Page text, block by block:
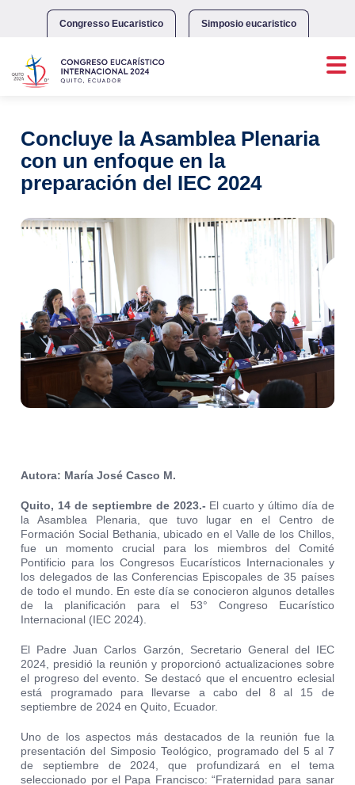
Congresso Eucaristico Simposio eucaristico
Concluye la Asamblea Plenaria
con un enfoque en la
preparación del IEC 2024
Autora: María José Casco M.
Quito, 14 de septiembre de 2023.- El cuarto y último día de
la Asamblea Plenaria, que tuvo lugar en el Centro de
Formación Social Bethania, ubicado en el Valle de los Chillos,
fue un momento crucial para los miembros del Comité
Pontificio para los Congresos Eucarísticos Internacionales y
los delegados de las Conferencias Episcopales de 35 países
de todo el mundo. En este día se conocieron algunos detalles
de la planificación para el 53° Congreso Eucarístico
Internacional (IEC 2024).
El Padre Juan Carlos Garzón, Secretario General del IEC
2024, presidió la reunión y proporcionó actualizaciones sobre
el progreso del evento. Se destacó que el encuentro eclesial
está programado para llevarse a cabo del 8 al 15 de
septiembre de 2024 en Quito, Ecuador.
Uno de los aspectos más destacados de la reunión fue la
presentación del Simposio Teológico, programado del 5 al 7
de septiembre de 2024, que profundizará en el tema
seleccionado por el Papa Francisco: “Fraternidad para sanar